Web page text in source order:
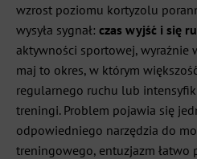
wzrost poziomu kortyzolu
wysyła sygnał: czas wyjść i się
aktywności sportowej, wyraźnie
maj to okres, w którym
regularnego ruchu lub
treningi. Problem pojawia się
odpowiedniego narzędzia do
treningowego, entuzjazm łatwo